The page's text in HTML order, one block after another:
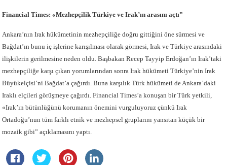
Financial Times: «Mezhepçilik Türkiye ve Irak’ın arasını açtı”
Ankara’nın Irak hükümetinin mezhepçiliğe doğru gittiğini öne sürmesi ve
Bağdat’ın bunu iç işlerine karışılması olarak görmesi, Irak ve Türkiye arasındaki
ilişkilerin gerilmesine neden oldu. Başbakan Recep Tayyip Erdoğan’ın Irak’taki
mezhepçiliğe karşı çıkan yorumlarından sonra Irak hükümeti Türkiye’nin Irak
Büyükelçisi’ni Bağdat’a çağırdı. Buna karşılık Türk hükümeti de Ankara’daki
Iraklı elçileri görüşmeye çağırdı. Financial Times’a konuşan bir Türk yetkili,
«Irak’ın bütünlüğünü korumanın önemini vurguluyoruz çünkü Irak
Ortadoğu’nun tüm farklı etnik ve mezhepsel gruplarını yansıtan küçük bir
mozaik gibi” açıklamasını yaptı.